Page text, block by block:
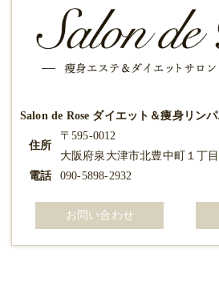
Salon de Rose ダイエット＆痩身リン
住所
〒595-0012
大阪府泉大津市北豊中町１丁目
電話
090-5898-2932
お問い合わせ